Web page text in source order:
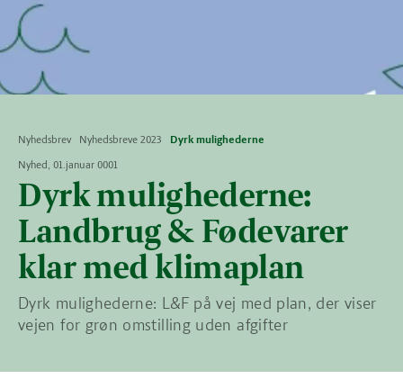
Nyhedsbrev Nyhedsbreve 2023
Dyrk mulighederne
Nyhed, 01.januar 0001
Dyrk mulighederne:
Landbrug & Fødevarer
klar med klimaplan
Dyrk mulighederne: L&F på vej med plan, der viser
vejen for grøn omstilling uden afgifter